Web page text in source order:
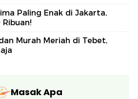
Paling Enak di Jakarta,
Murah Meriah di Tebet,
Masak Apa